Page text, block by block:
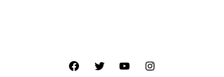
FacebookTwitter Youtube